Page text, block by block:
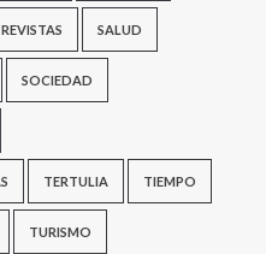
SALUD
SOCIEDAD
TERTULIA TIEMPO
TURISMO